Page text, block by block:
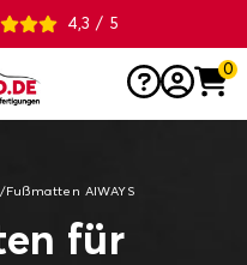
4,3 / 5
0
/ Fußmatten AIWAYS
für